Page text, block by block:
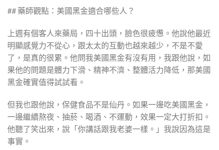
## 藥師觀點：美國黑金適合哪些人？
上週有個客人來藥局，四十出頭，臉色很疲憊。他說他最近
明顯感覺力不從心，跟太太的互動也越來越少，不是不愛
了，是真的很累。他問我美國黑金有沒有用，我跟他說，如
果他的問題是體力下滑、精神不濟、整體活力降低，那美國
黑金確實值得試試看。
但我也跟他說，保健食品不是仙丹。如果一邊吃美國黑金，
一邊繼續熬夜、抽菸、喝酒、不運動，效果一定大打折扣。
他聽了笑出來，說「你講話跟我老婆一樣。」我說因為這是
事實。